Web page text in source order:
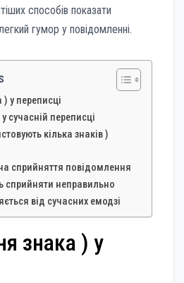
способів показати
гумор у повідомленні.
у переписці
сучасній переписці
кілька знаків )
сприйняття повідомлення
сприйняти неправильно
від сучасних емодзі
знака ) у